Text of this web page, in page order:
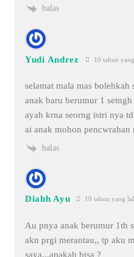
balas
Yudi Andrez 10 tahun
selamat mala mas
anak baru berumur 1
ayah krna seorng istri nya
ai anak mohon pencwrahan
balas
Diahh Ayu 10 tahun yang
Au pnya anak berumur 1th
akn prgi merantau,, tp aku
saya,,,apakah bisa ?